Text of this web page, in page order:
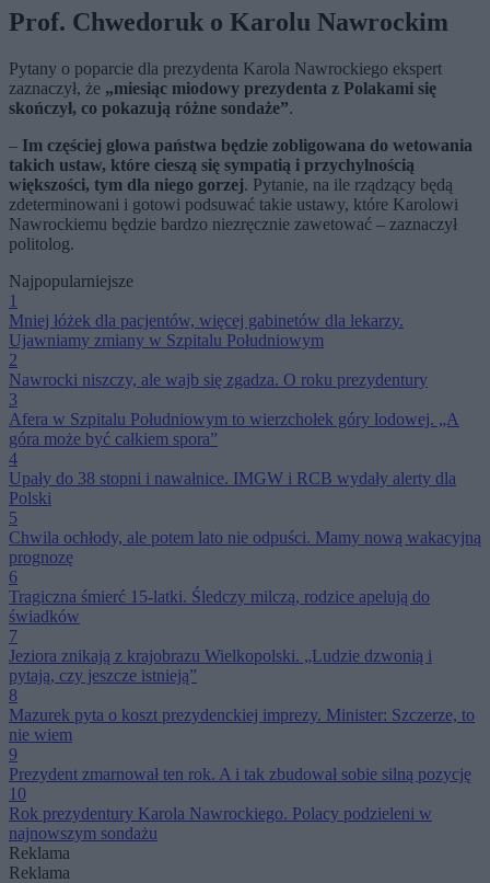
Prof. Chwedoruk o Karolu Nawrockim
Pytany o poparcie dla prezydenta Karola Nawrockiego ekspert
zaznaczył, że „miesiąc miodowy prezydenta z Polakami się
skończył, co pokazują różne sondaże”.
– Im częściej głowa państwa będzie zobligowana do wetowania
takich ustaw, które cieszą się sympatią i przychylnością
większości, tym dla niego gorzej. Pytanie, na ile rządzący będą
zdeterminowani i gotowi podsuwać takie ustawy, które Karolowi
Nawrockiemu będzie bardzo niezręcznie zawetować – zaznaczył
politolog.
Najpopularniejsze
1
Mniej łóżek dla pacjentów, więcej gabinetów dla lekarzy.
Ujawniamy zmiany w Szpitalu Południowym
2
Nawrocki niszczy, ale wajb się zgadza. O roku prezydentury
3
Afera w Szpitalu Południowym to wierzchołek góry lodowej. „A
góra może być całkiem spora”
4
Upały do 38 stopni i nawałnice. IMGW i RCB wydały alerty dla
Polski
5
Chwila ochłody, ale potem lato nie odpuści. Mamy nową wakacyjną
prognozę
6
Tragiczna śmierć 15-latki. Śledczy milczą, rodzice apelują do
świadków
7
Jeziora znikają z krajobrazu Wielkopolski. „Ludzie dzwonią i
pytają, czy jeszcze istnieją”
8
Mazurek pyta o koszt prezydenckiej imprezy. Minister: Szczerze, to
nie wiem
9
Prezydent zmarnował ten rok. A i tak zbudował sobie silną pozycję
10
Rok prezydentury Karola Nawrockiego. Polacy podzieleni w
najnowszym sondażu
Reklama
Reklama